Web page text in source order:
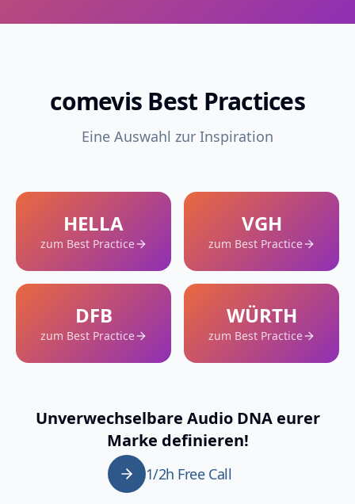
comevis Best Practices
Eine Auswahl zur Inspiration
HELLA
zum Best Practice
VGH
zum Best Practice
DFB
zum Best Practice
WÜRTH
zum Best Practice
Unverwechselbare Audio DNA eurer
Marke definieren!
1/2h Free Call